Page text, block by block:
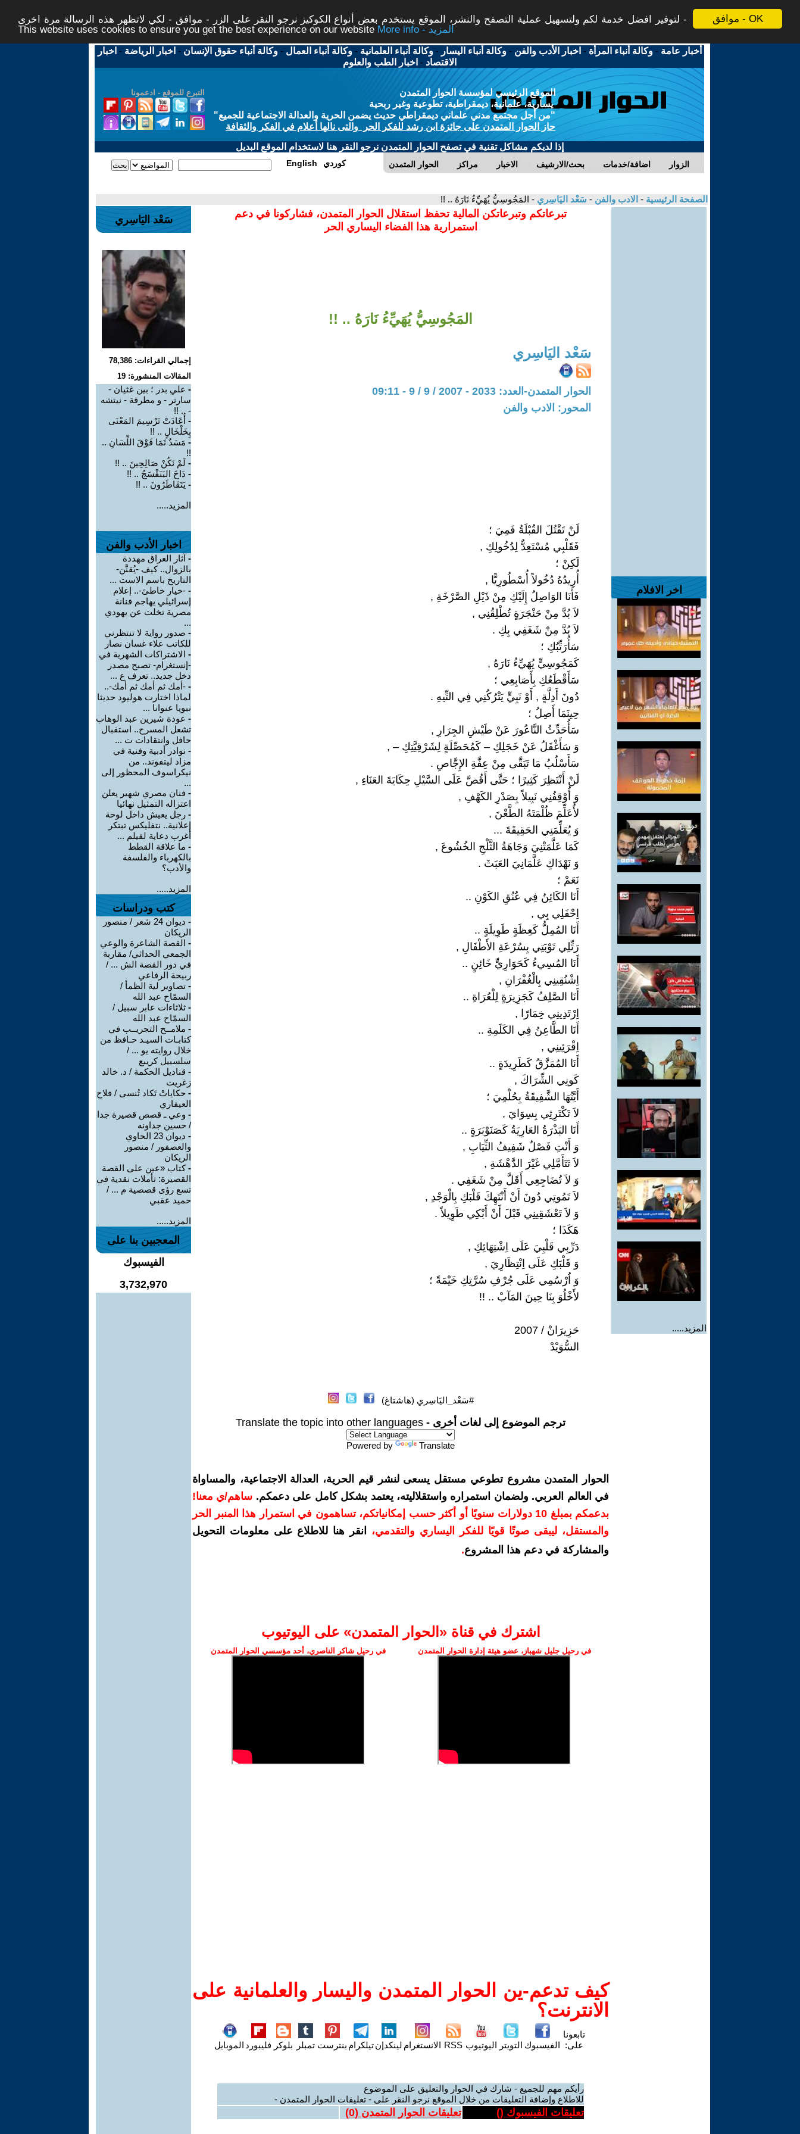
موافق - OK
لتوفير افضل خدمة لكم ولتسهيل عملية التصفح والنشر، الموقع يستخدم بعض أنواع الكوكيز نرجو النقر على الزر - موافق - لكي لاتظهر هذه الرسالة مرة اخرى -
This website uses cookies to ensure you get the best experience on our website
More info - المزيد
أخبار عامة -وكالة أنباء المرأة - اخبار الأدب والفن -وكالة أنباء اليسار -وكالة أنباء العلمانية -وكالة أنباء العمال -وكالة أنباء حقوق الإنسان - اخبار الرياضة - اخبار
الاقتصاد - اخبار الطب والعلوم
التبرع للموقع - ادعمونا
الموقع الرئيسي لمؤسسة الحوار المتمدن
يسارية، علمانية، ديمقراطية، تطوعية وغير ربحية
"من أجل مجتمع مدني علماني ديمقراطي حديث يضمن الحرية والعدالة الاجتماعية للجميع"
حاز الحوار المتمدن على جائزة ابن رشد للفكر الحر والتى نالها أعلام في الفكر والثقافة
إذا لديكم مشاكل تقنية في تصفح الحوار المتمدن نرجو النقر هنا لاستخدام الموقع البديل
الحوار المتمدن مراكز الاخبار بحث/الارشيف اضافة/خدمات الزوار English كوردي
الصفحة الرئيسية - الادب والفن - سَعْد اليَاسِري - المَجُوسِيُّ يُهَيِّءُ نَارَهُ .. !!
اخر الافلام
المزيد.....
تبرعاتكم وتبرعاتكن المالية تحفظ استقلال الحوار المتمدن، فشاركونا في دعم
استمرارية هذا الفضاء اليساري الحر
المَجُوسِيُّ يُهَيِّءُ نَارَهُ .. !!
سَعْد اليَاسِري
الحوار المتمدن-العدد: 2033 - 2007 / 9 / 9 - 09:11
المحور: الادب والفن
لَنْ تَقْتُلَ القُبْلَةُ فَمِيَ ؛
فَقَلْبِي مُسْتَعِدٌّ لِدُخُولِكِ ,
لَكِنْ ؛
أُرِيدُهُ دُخُولاً أُسْطُورِيًّا ,
فَأَنَا الوَاصِلُ إِلَيْكِ مِنْ ذَيْلِ الصَّرْخَةِ ,
لاَ بُدَّ مِنْ حَنْجَرَةٍ تُطْلِقُنِي ,
لاَ بُدَّ مِنْ شَغَفِي بِكِ .
سَأُرَتِّبُكِ ؛
كَمَجُوسِيٍّ يُهَيِّءُ نَارَهُ ,
سَأَقْطَعُكِ بِأَصَابِعِي ؛
دُونَ أَدِلَّةٍ , أَوْ نَبِيٍّ يَتْرُكُنِي فِي التِّيهِ .
حِينَمَا أَصِلُ ؛
سَأُحَدِّثُ النَّاعُورَ عَنْ طَيْشِ الجِرَارِ ,
وَ سَأَغْفَلُ عَنْ خَجَلِكِ – كَمُحَصِّلَةٍ لِشَرْقِيَّتِكِ – ,
سَأَسْلُبُ مَا تَبَقَّى مِنْ عِفَّةِ الإِجَّاصِ .
لَنْ أَنْتَظِرَ كَثِيرًا ؛ حَتَّى أَقُصَّ عَلَى السَّيْلِ حِكَايَةَ العَنَاءِ ,
وَ أُوْقِفُنِي نَبِيلاً بِصَدْرِ الكَهْفِ ,
لأُعَلِّمَ ظُلْمَتَهُ الطَّعْنَ ,
وَ يُعَلِّمَنِي الحَقِيقَةَ ...
كَمَا عَلَّمَتْنِيَ وَجَاهَةُ الثَّلْجِ الخُشُوعَ ,
وَ نَهْدَاكِ عَلَّمَانِيَ العَبَثَ .
نَعَمْ ؛
أَنَا الكَائِنُ فِي عُنُقِ الكَوْنِ ..
اِحْفَلِي بِي ,
أَنَا المُمِلُّ كَعِظَةٍ طَوِيلَةٍ ..
رَتِّلِي تَوْبَتِي بِسُرْعَةِ الأَطْفَالِ ,
أَنَا المُسِيءُ كَحَوَارِيٍّ خَائِنٍ ..
اِشْنُقِينِي بِالْغُفْرَانِ ,
أَنَا الصَّلِفُ كَجَزِيرَةٍ لِلْعُرَاةِ ..
اِرْتَدِينِي خِمَارًا ,
أَنَا الطَّاعِنُ فِي الكَلَمِةِ ..
اِقْرَئِينِي ,
أَنَا المُمَزَّقُ كَطَرِيدَةٍ ..
كَونِي الشِّرَاكَ ,
أَيَّتُهَا الشَّفِيقَةُ بِحُلْمِيَ ؛
لاَ تَكْتَرِثِي بِسِوَايَ ,
أَنَا البَذْرَةُ العَارِيَةُ كَصَنَوْبَرَةٍ ..
وَ أَنْتِ فَصْلٌ شَفِيفُ الثِّيَابِ ,
لاَ تَتَأَمَّلِي غَيْرَ الدَّهْشَةِ ,
وَ لاَ تُضَاجِعِي أَقَلَّ مِنْ شَغَفِي .
لاَ تَمُوتِي دُونَ أَنْ أَنْتَهِكَ قَلْبَكِ بِالْوَجْدِ ,
وَ لاَ تَعْشَقِينِي قَبْلَ أَنْ أَبْكِي طَوِيلاً .
هَكَذَا ؛
دَرِّبِي قَلْبِيَ عَلَى اِشْتِهَائِكِ ,
وَ قَلْبَكِ عَلَى اِنْتِظَارِيَ ,
وَ اُرْسُمِي عَلَى جُرْفِ سُرَّتِكِ خَيْمَةً ؛
لأَخْلُوَ بِنَا حِينَ المَآبْ .. !!
حَزِيرَانْ / 2007
السُّوَيْدْ
#سَعْد_اليَاسِري (هاشتاغ)
ترجم الموضوع إلى لغات أخرى - Translate the topic into other languages
Powered by Translate
الحوار المتمدن مشروع تطوعي مستقل يسعى لنشر قيم الحرية، العدالة الاجتماعية، والمساواة
في العالم العربي. ولضمان استمراره واستقلاليته، يعتمد بشكل كامل على دعمكم. ساهم/ي معنا!
بدعمكم بمبلغ 10 دولارات سنويًا أو أكثر حسب إمكانياتكم، تساهمون في استمرار هذا المنبر الحر
والمستقل، ليبقى صوتًا قويًا للفكر اليساري والتقدمي،
انقر هنا للاطلاع على معلومات التحويل
والمشاركة في دعم هذا المشروع.
اشترك في قناة ‫«الحوار المتمدن» على اليوتيوب
في رحيل جليل شهباز، عضو هيئة إدارة الحوار المتمدن في رحيل شاكر الناصري، أحد مؤسسي الحوار المتمدن
كيف تدعم-ين الحوار المتمدن واليسار والعلمانية على
الانترنت؟
تابعونا
على: الفيسبوك التويتر اليوتيوب RSS الانستغرام لينكدإنتيلكرام بنترست تمبلر بلوكر فليبورد الموبايل
رأيكم مهم للجميع - شارك في الحوار والتعليق على الموضوع
للاطلاع وإضافة التعليقات من خلال الموقع نرجو النقر على - تعليقات الحوار المتمدن -
تعليقات الفيسبوك () تعليقات الحوار المتمدن (0
)
سَعْد اليَاسِري
إجمالي القراءات: 78,386
المقالات المنشورة: 19
- علي بدر ؛ بين غثيان -
سارتر - و مطرقة - نيتشه
- .. !!
- أَعَادَتْ تَرْسِيمَ المَعْنَى
بِخَلْخَالٍ .. !!
- مَسَدٌ نَمَا فَوْقَ اللِّسَانِ ..
!!
- لَمْ نَكُنْ صَالِحِينَ .. !!
- دَاخَ البَنَفْسَجُ .. !!
- يَتَقَاطَرُونَ .. !!
المزيد.....
اخبار الأدب والفن
- آثار العراق مهددة
بالزوال.. كيف -يُقنَّن-
التاريخ باسم الاست ...
- -خيار خاطئ-.. إعلام
إسرائيلي يهاجم فنانة
مصرية تخلت عن يهودي
...
- صدور رواية لا تنتظرني
للكاتب علاء غسان نصار
- الاشتراكات الشهرية في
-إنستغرام- تصبح مصدر
دخل جديد.. تعرف ع ...
- -أمك ثم أمك ثم أمك-..
لماذا اختارت هوليود حديثا
نبويا عنوانا ...
- عودة شيرين عبد الوهاب
تشعل المسرح.. استقبال
حافل وانتقادات ت ...
- نوادر أدبية وفنية في
مزاد ليتفوند.. من
نيكراسوف المحظور إلى
...
- فنان مصري شهير يعلن
اعتزاله التمثيل نهائيا
- رجل يعيش داخل لوحة
إعلانية.. نتفليكس تبتكر
أغرب دعاية لفيلم ...
- ما علاقة القطط
بالكهرباء والفلسفة
والأدب؟
المزيد.....
كتب ودراسات
-
ديوان 24 شعر / منصور
الريكان
- القصة الشاعرة والوعي
الجمعي الحداثي/ مقاربة
في دور القصة الش ... /
ربيحة الرفاعي
- تصاوير لية الظمأ /
السمّاح عبد الله
- ثلاثاءات عابر سبيل /
السمّاح عبد الله
- ملامــح التجريــب في
كتابـات السيـد حـافظ من
خلال روايته يو ... /
سلسبيل كريبع
- قناديل الحكمة / د. خالد
زغريت
- حكاياتْ تَكاد تُنسى / فلاح
العيفاري
- وعي ـ قصص قصيرة جدا
/ حسين جداونه
-
ديوان 23 الحاوي
والعصفور / منصور
الريكان
-كتاب «عين على القصة
القصيرة: تأملات نقدية في
تسع رؤى قصصية م ... /
حميد عقبي
المزيد.....
المعجبين بنا على
الفيسبوك
3,732,970